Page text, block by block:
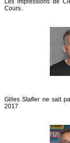
Les impressions de
Cours.
Gilles Stafler ne sait
2017